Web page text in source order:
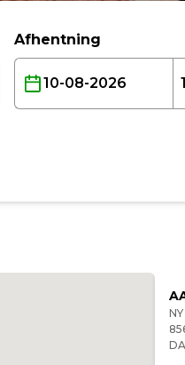
Afhentning